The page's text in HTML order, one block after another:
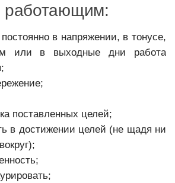
работающим:
в напряжении, в тонусе,
или в выходные дни работа
поставленных целей;
в достижении целей (не щадя ни